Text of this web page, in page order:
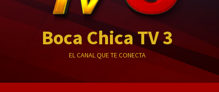
Boca Chica TV 3
EL CANAL QUE TE CONECTA